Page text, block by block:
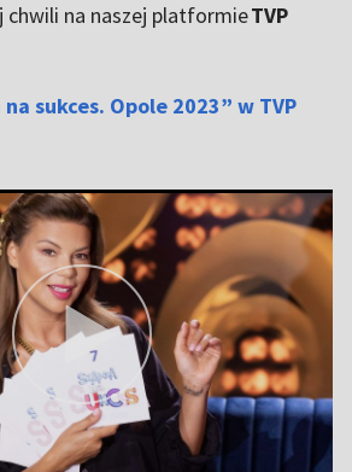
chwili na naszej platformieTVP
na sukces. Opole 2023” w TVP